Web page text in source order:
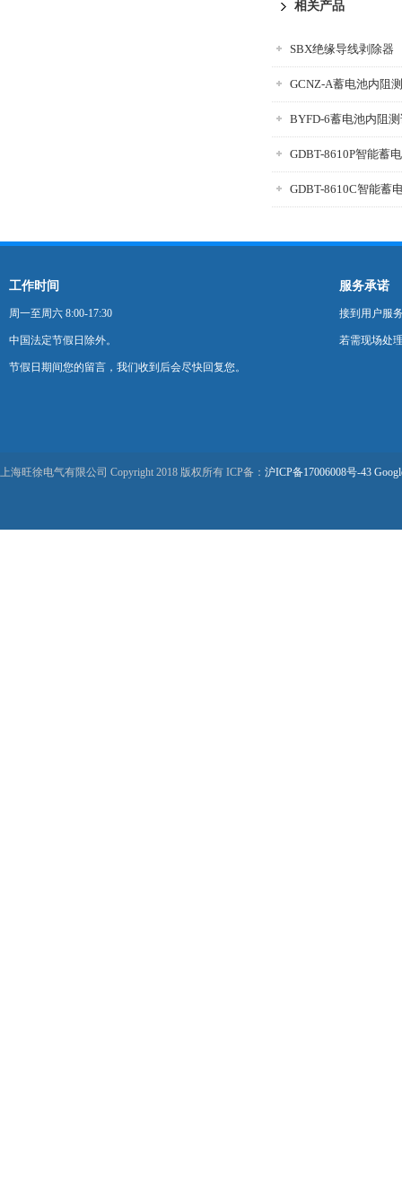
相关产品
SBX绝缘导线剥除器
GCNZ-A蓄电池内阻
BYFD-6蓄电池内阻
GDBT-8610P智能蓄
GDBT-8610C智能蓄
工作时间
周一至周六 8:00-17:30
中国法定节假日除外。
节假日期间您的留言，我们收到后会尽快回复您。
服务承诺
接到用户服
若需现场处
上海旺徐电气有限公司 Copyright 2018 版权所有 ICP备： 沪ICP备17006008号-43